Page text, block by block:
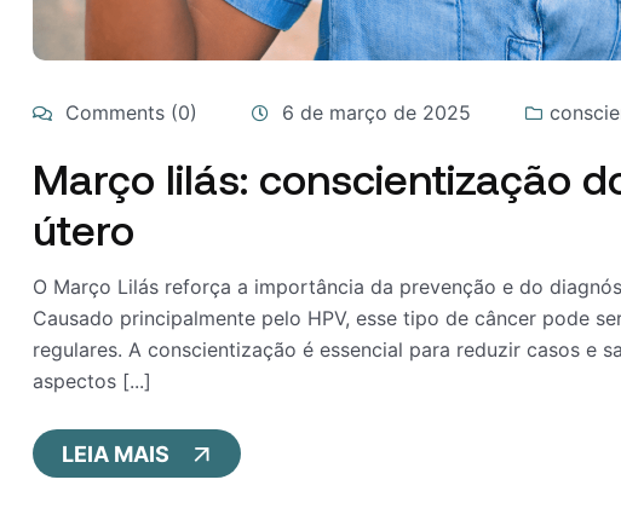
Comments (0) 6 de março de 2025
Março lilás: conscientização
útero
O Março Lilás reforça a importância da prevenção e do
Causado principalmente pelo HPV, esse tipo de câncer pode
regulares. A conscientização é essencial para reduzir casos e
aspectos [...]
LEIA MAIS